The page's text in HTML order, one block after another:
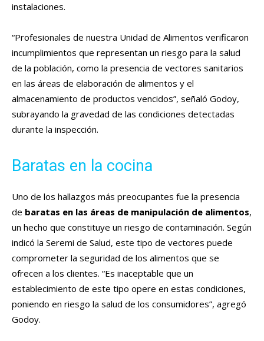
instalaciones.
“Profesionales de nuestra Unidad de Alimentos verificaron
incumplimientos que representan un riesgo para la salud
de la población, como la presencia de vectores sanitarios
en las áreas de elaboración de alimentos y el
almacenamiento de productos vencidos”, señaló Godoy,
subrayando la gravedad de las condiciones detectadas
durante la inspección.
Baratas en la cocina
Uno de los hallazgos más preocupantes fue la presencia
de baratas en las áreas de manipulación de alimentos,
un hecho que constituye un riesgo de contaminación. Según
indicó la Seremi de Salud, este tipo de vectores puede
comprometer la seguridad de los alimentos que se
ofrecen a los clientes. “Es inaceptable que un
establecimiento de este tipo opere en estas condiciones,
poniendo en riesgo la salud de los consumidores”, agregó
Godoy.